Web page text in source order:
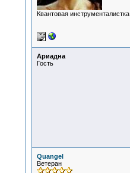
Квантовая инструменталистка
Ариадна
Гость
Quangel
Ветеран